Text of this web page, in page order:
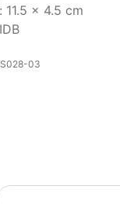
11.5 x 4.5 cm
03